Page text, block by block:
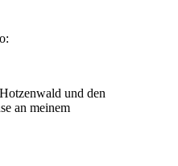
und den
an meinem